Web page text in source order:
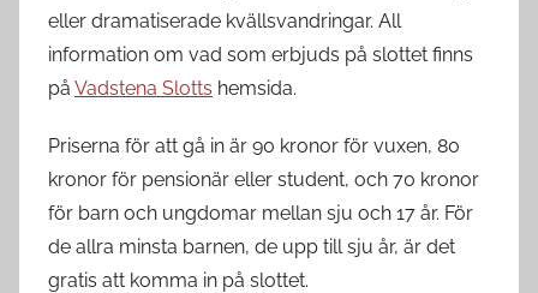
eller dramatiserade kvällsvandringar. All
information om vad som erbjuds på slottet finns
på Vadstena Slotts hemsida.
Priserna för att gå in är 90 kronor för vuxen, 80
kronor för pensionär eller student, och 70 kronor
för barn och ungdomar mellan sju och 17 år. För
de allra minsta barnen, de upp till sju år, är det
gratis att komma in på slottet.